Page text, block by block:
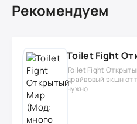
Рекомендуем
Toilet Fight
драйвовый экшн от
нужно